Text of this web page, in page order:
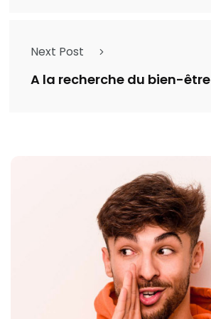
Next Post
A la recherche du bien-être